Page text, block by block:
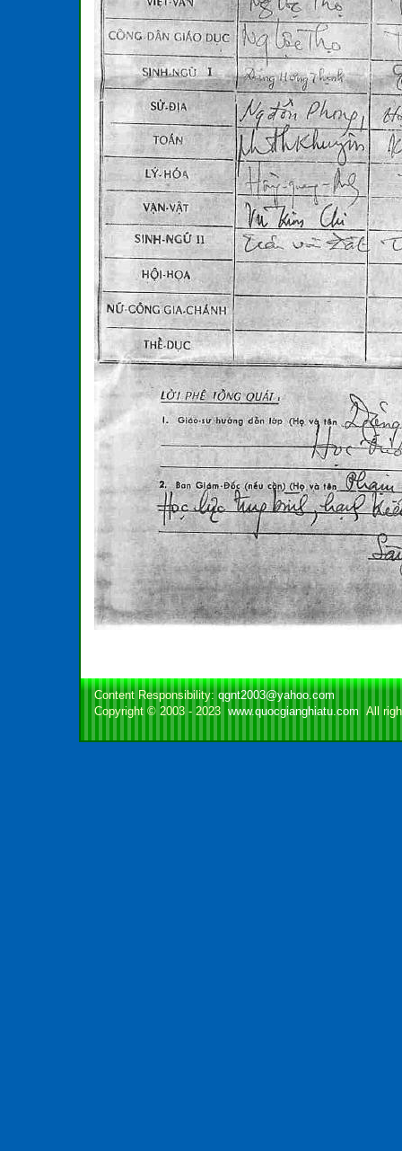
Content Responsibility: qgnt2003@yahoo.com
Copyright © 2003 - 2023 www.quocgianghiatu.com All